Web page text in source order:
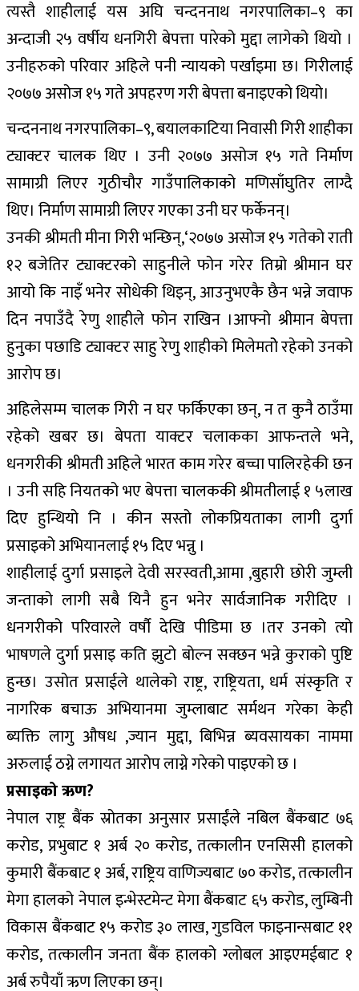
त्यस्तै शाहीलाई यस अघि चन्दननाथ नगरपालिका–९ का
अन्दाजी २५ वर्षीय धनगिरी बेपत्ता पारेको मुद्दा लागेको थियो ।
उनीहरुको परिवार अहिले पनी न्यायको पर्खाइमा छ। गिरीलाई
२०७७ असोज १५ गते अपहरण गरी बेपत्ता बनाइएको थियो।
चन्दननाथ नगरपालिका–९, बयालकाटिया निवासी गिरी शाहीका
ट्याक्टर चालक थिए । उनी २०७७ असोज १५ गते निर्माण
सामाग्री लिएर गुठीचौर गाउँपालिकाको मणिसाँघुतिर लाग्दै
थिए। निर्माण सामाग्री लिएर गएका उनी घर फर्केनन्।
उनकी श्रीमती मीना गिरी भन्छिन्,‘२०७७ असोज १५ गतेको राती
१२ बजेतिर ट्याक्टरको साहुनीले फोन गरेर तिम्रो श्रीमान घर
आयो कि नाइँ भनेर सोधेकी थिइन्, आउनुभएकै छैन भन्ने जवाफ
दिन नपाउँदै रेणु शाहीले फोन राखिन ।आफ्नो श्रीमान बेपत्ता
हुनुका पछाडि ट्याक्टर साहु रेणु शाहीको मिलेमतोे रहेको उनको
आरोप छ।
अहिलेसम्म चालक गिरी न घर फर्किएका छन्, न त कुनै ठाउँमा
रहेको खबर छ। बेपता याक्टर चलाकका आफन्तले भने,
धनगरीकी श्रीमती अहिले भारत काम गरेर बच्चा पालिरहेकी छन
। उनी सहि नियतको भए बेपत्ता चालककी श्रीमतीलाई १ ५लाख
दिए हुन्थियो नि । कीन सस्तो लोकप्रियताका लागी दुर्गा
प्रसाइको अभियानलाई १५ दिए भन्नु ।
शाहीलाई दुर्गा प्रसाइले देवी सरस्वती,आमा ,बुहारी छोरी जुम्ली
जन्ताको लागी सबै यिनै हुन भनेर सार्वजानिक गरीदिए ।
धनगरीको परिवारले वर्षौ देखि पीडिमा छ ।तर उनको त्यो
भाषणले दुर्गा प्रसाइ कति झुटो बोल्न सक्छन भन्ने कुराको पुष्टि
हुन्छ। उसोत प्रसाईले थालेको राष्ट्र, राष्ट्रियता, धर्म संस्कृति र
नागरिक बचाऊ अभियानमा जुम्लाबाट सर्मथन गरेका केही
ब्यक्ति लागु औषध ,ज्यान मुद्दा, बिभिन्न ब्यवसायका नाममा
अरुलाई ठग्ने लगायत आरोप लाग्ने गरेको पाइएको छ ।
प्रसाइको ऋण?
नेपाल राष्ट्र बैंक स्रोतका अनुसार प्रसाईंले नबिल बैंकबाट ७६
करोड, प्रभुबाट १ अर्ब २० करोड, तत्कालीन एनसिसी हालको
कुमारी बैंकबाट १ अर्ब, राष्ट्रिय वाणिज्यबाट ७० करोड, तत्कालीन
मेगा हालको नेपाल इन्भेस्टमेन्ट मेगा बैंकबाट ६५ करोड, लुम्बिनी
विकास बैंकबाट १५ करोड ३० लाख, गुडविल फाइनान्सबाट ११
करोड, तत्कालीन जनता बैंक हालको ग्लोबल आइएमईबाट १
अर्ब रुपैयाँ ऋण लिएका छन्।